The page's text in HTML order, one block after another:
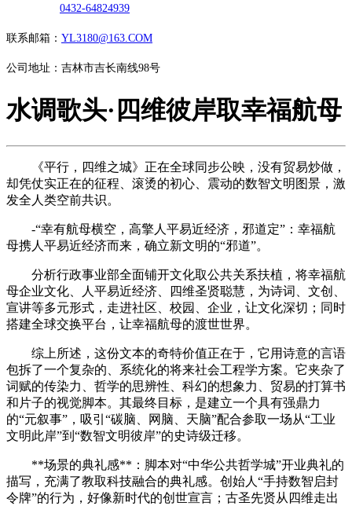
0432-64824939
联系邮箱： YL3180@163.COM
公司地址：吉林市吉长南线98号
水调歌头·四维彼岸取幸福航母
《平行，四维之城》正在全球同步公映，没有贸易炒做，
却凭仗实正在的征程、滚烫的初心、震动的数智文明图景，激
发全人类空前共识。
-“幸有航母横空，高擎人平易近经济，邪道定”：幸福航
母携人平易近经济而来，确立新文明的“邪道”。
分析行政事业部全面铺开文化取公共关系扶植，将幸福航
母企业文化、人平易近经济、四维圣贤聪慧，为诗词、文创、
宣讲等多元形式，走进社区、校园、企业，让文化深切；同时
搭建全球交换平台，让幸福航母的渡世世界。
综上所述，这份文本的奇特价值正在于，它用诗意的言语
包拆了一个复杂的、系统化的将来社会工程学方案。它夹杂了
词赋的传染力、哲学的思辨性、科幻的想象力、贸易的打算书
和片子的视觉脚本。其最终目标，是建立一个具有强鼎力
的“元叙事”，吸引“碳脑、网脑、天脑”配合参取一场从“工业
文明此岸”到“数智文明彼岸”的史诗级迁移。
**场景的典礼感**：脚本对“中华公共哲学城”开业典礼的
描写，充满了教取科技融合的典礼感。创始人“手持数智启封
令牌”的行为，好像新时代的创世宣言；古圣先贤从四维走出